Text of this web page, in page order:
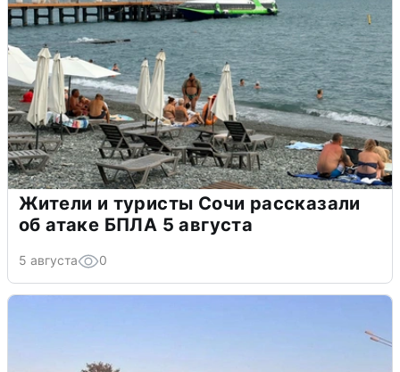
Жители и туристы Сочи рассказали
об атаке БПЛА 5 августа
5 августа 0